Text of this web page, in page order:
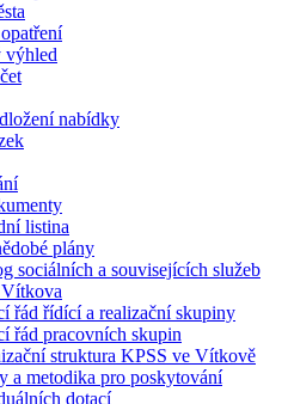
výhled
nabídky
listina
plány
sociálních a souvisejících služeb
Vítkova
řád řídící a realizační skupiny
řád pracovních skupin
struktura KPSS ve Vítkově
a metodika pro poskytování
dotací